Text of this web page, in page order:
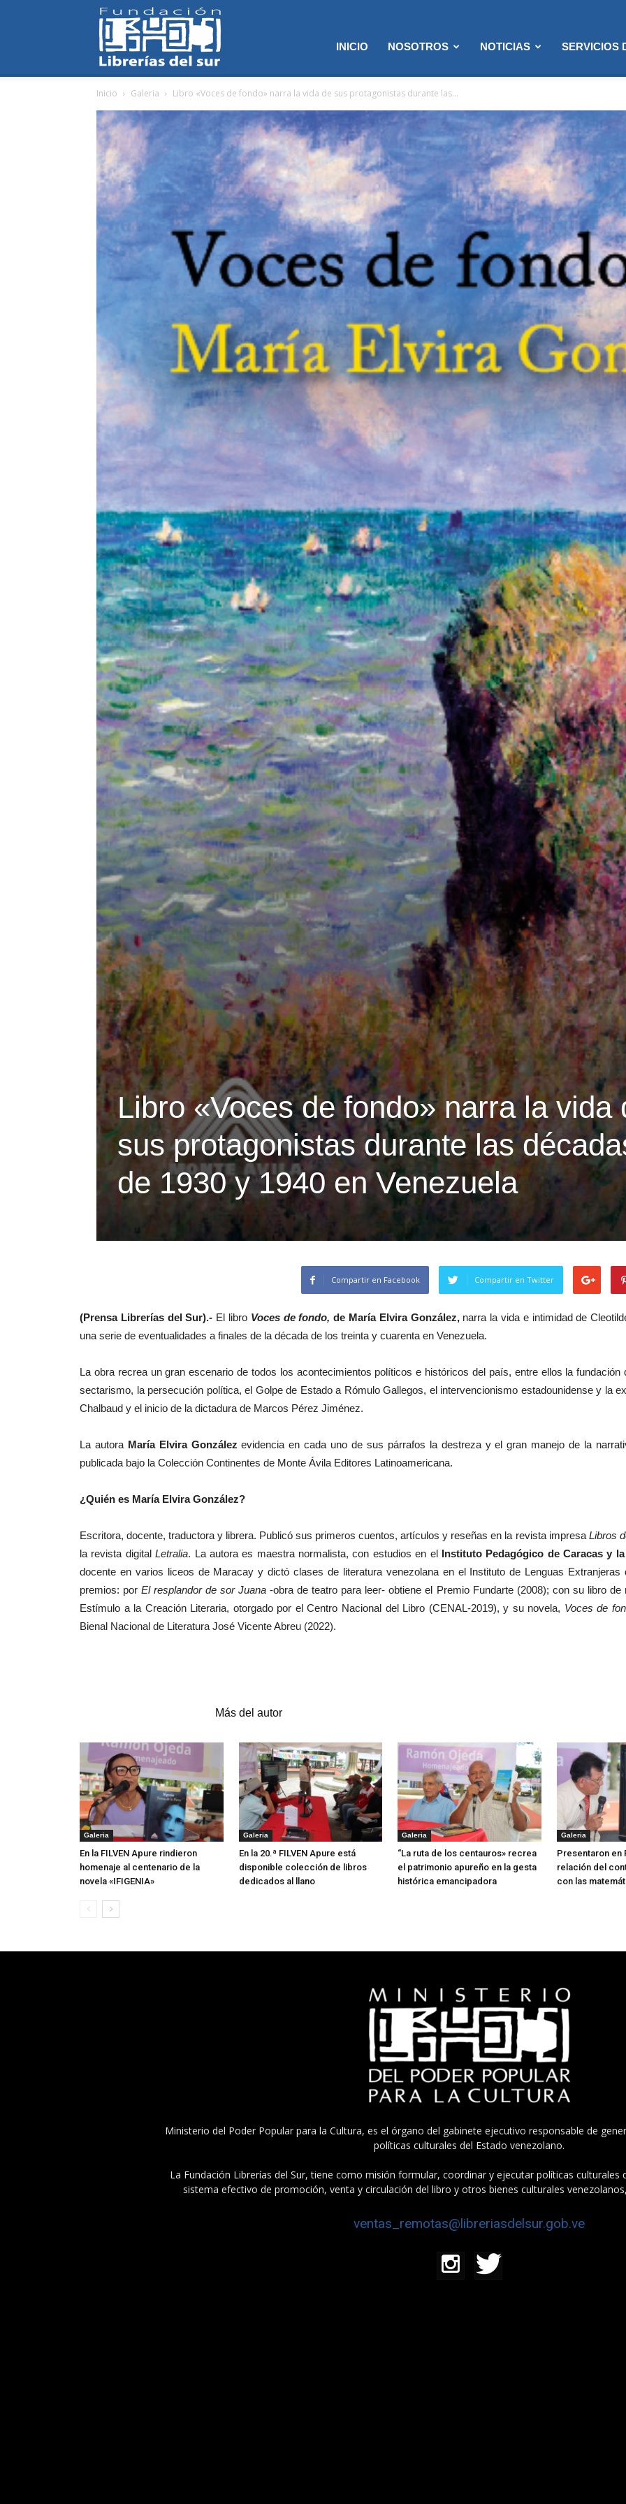
Librerías
del
Sur
INICIO NOSOTROS NOTICIAS SERVICIOS
Inicio Galeria Libro «Voces de fondo» narra la vida de sus protagonistas durante las...
Libro «Voces de fondo» narra la vida
sus protagonistas durante las
de 1930 y 1940 en Venezuela
Compartir en Facebook Compartir en Twitter
(Prensa Librerías del Sur).- El libro Voces de fondo, de María Elvira González,narra la vida e intimidad de
una serie de eventualidades a finales de la década de los treinta y cuarenta en Venezuela.
La obra recrea un gran escenario de todos los acontecimientos políticos e históricos del país, entre ellos la
sectarismo, la persecución política, el Golpe de Estado a Rómulo Gallegos, el intervencionismo estadounidense y la
Chalbaud y el inicio de la dictadura de Marcos Pérez Jiménez.
La autora María Elvira González evidencia en cada uno de sus párrafos la destreza y el gran manejo de la
publicada bajo la Colección Continentes de Monte Ávila Editores Latinoamericana.
¿Quién es María Elvira González?
Escritora, docente, traductora y librera. Publicó sus primeros cuentos, artículos y reseñas en la revista impresa Libros
la revista digitalLetralia. La autora es maestra normalista, con estudios en el Instituto Pedagógico de Caracas y
docente en varios liceos de Maracay y dictó clases de literatura venezolana en el Instituto de Lenguas
premios: porEl resplandor de sor Juana -obra de teatro para leer- obtiene el Premio Fundarte (2008); con su libro
Estímulo a la Creación Literaria, otorgado por el Centro Nacional del Libro (CENAL-2019), y su novela, Voces de
Bienal Nacional de Literatura José Vicente Abreu (2022).
Más del autor
Galeria
En la FILVEN Apure rindieron
homenaje al centenario de la
novela «IFIGENIA»
Galeria
En la 20.ª FILVEN Apure está
disponible colección de libros
dedicados al llano
Galeria
“La ruta de los centauros» recrea
el patrimonio apureño en la gesta
histórica emancipadora
Galeria
Presentaron en
relación del
con las
Ministerio del Poder Popular para la Cultura, es el órgano del gabinete ejecutivo responsable de
políticas culturales del Estado venezolano.
La Fundación Librerías del Sur, tiene como misión formular, coordinar y ejecutar políticas culturales
sistema efectivo de promoción, venta y circulación del libro y otros bienes culturales
ventas_remotas@libreriasdelsur.gob.ve